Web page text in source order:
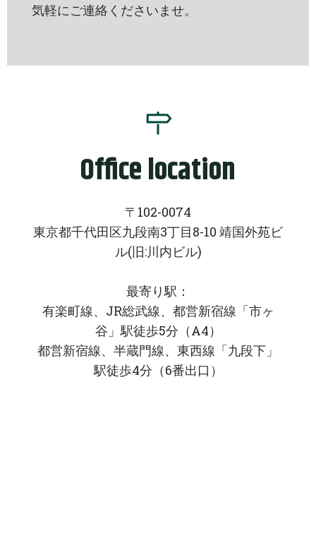
気軽にご連絡くださいませ。
Office location
〒102-0074
東京都千代田区九段南3丁目8-10 靖国外苑ビ
ル(旧:川内ビル)
最寄り駅：
有楽町線、JR総武線、都営新宿線「市ヶ
谷」駅徒歩5分（A4）
都営新宿線、半蔵門線、東西線「九段下」
駅徒歩4分（6番出口）